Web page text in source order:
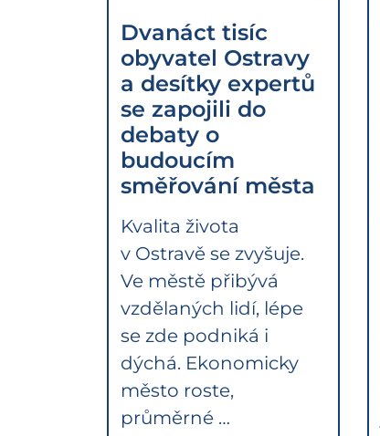
Dvanáct tisíc
obyvatel Ostravy
a desítky expertů
se zapojili do
debaty o
budoucím
směřování města
Kvalita života
v Ostravě se zvyšuje.
Ve městě přibývá
vzdělaných lidí, lépe
se zde podniká i
dýchá. Ekonomicky
město roste,
průměrné …